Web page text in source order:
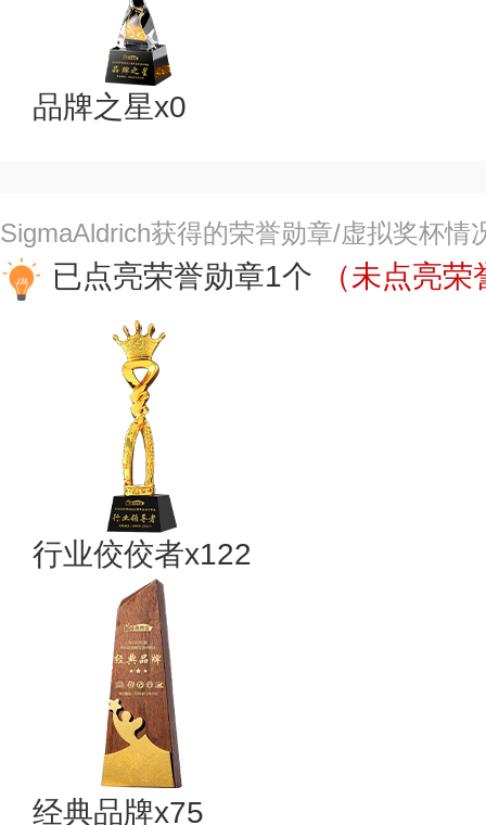
品牌之星x0
SigmaAldrich获得的荣誉勋章/虚拟奖杯情
已点亮荣誉勋章1个 （未点亮
行业佼佼者x122
经典品牌x75